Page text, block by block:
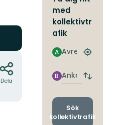
Dela
med
kollektivtr
afik
Avresa
A
Hitta
Ankomst
B
Byt
och
Sök
kollektivtrafik